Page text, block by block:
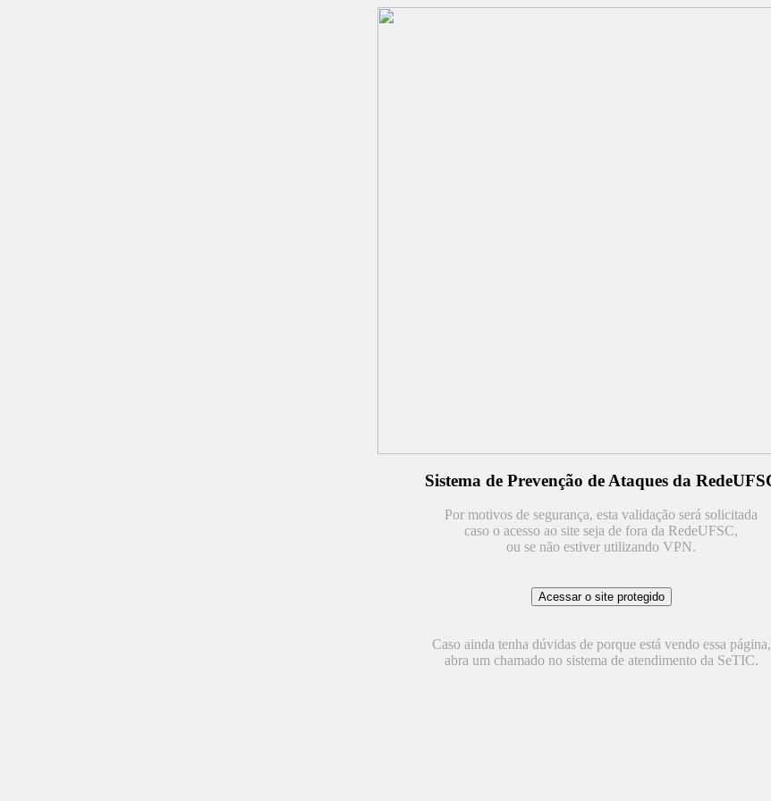
Sistema de Prevenção de Ataques da
Por motivos de segurança, esta validação será solicitada
caso o acesso ao site seja de fora da RedeUFSC,
ou se não estiver utilizando VPN.
Caso ainda tenha dúvidas de porque está vendo essa página,
abra um chamado no sistema de atendimento da SeTIC.